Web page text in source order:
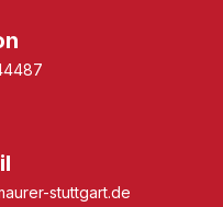
stuttgart.de